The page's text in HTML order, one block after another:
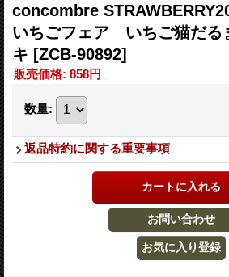
concombre
いちごフェア いちご猫だる
キ [ZCB-90892]
販売価格: 858円
数量:
返品特約に関する重要事項